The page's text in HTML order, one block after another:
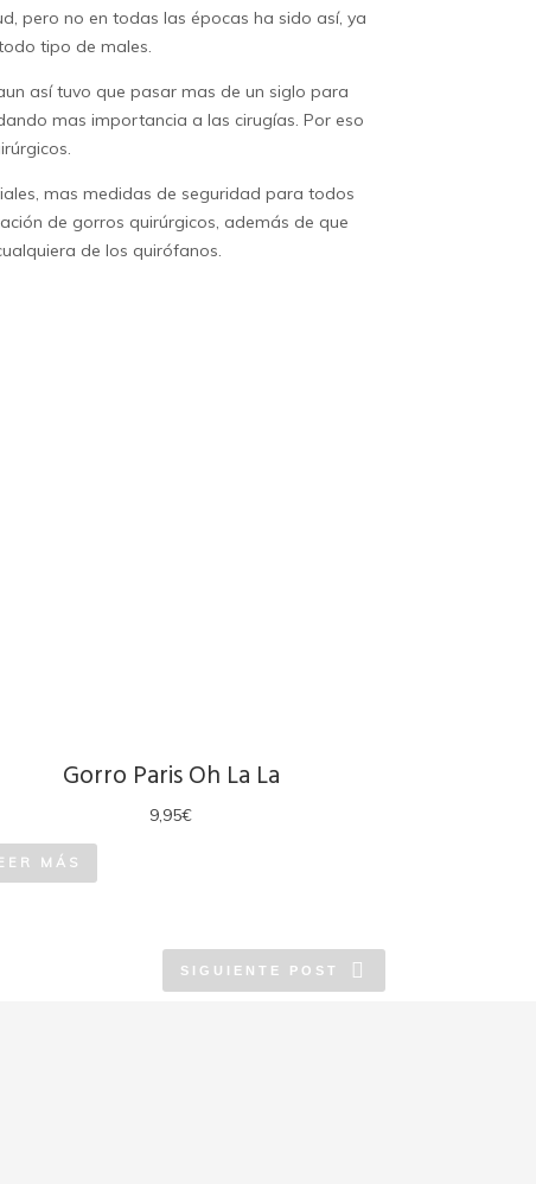
pero no en todas las épocas ha sido así, ya
tipo de males.
así tuvo que pasar mas de un siglo para
mas importancia a las cirugías. Por eso
.
mas medidas de seguridad para todos
de gorros quirúrgicos, además de que
de los quirófanos.
Gorro Paris Oh La La
9,95€
MÁS
SIGUIENTE POST